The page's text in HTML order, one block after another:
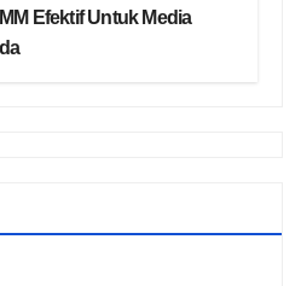
Efektif Untuk Media